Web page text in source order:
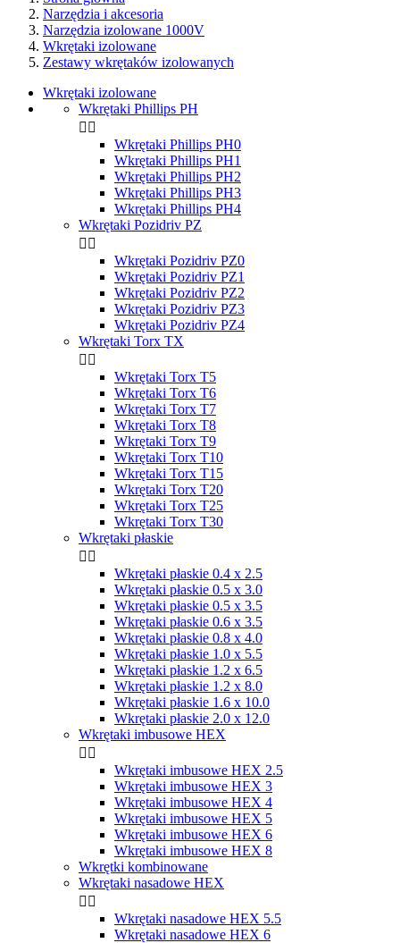
Narzędzia i akcesoria
Narzędzia izolowane 1000V
Wkrętaki izolowane
Zestawy wkrętaków izolowanych
Wkrętaki izolowane
Wkrętaki Phillips PH
 
Wkrętaki Phillips PH0
Wkrętaki Phillips PH1
Wkrętaki Phillips PH2
Wkrętaki Phillips PH3
Wkrętaki Phillips PH4
Wkrętaki Pozidriv PZ
 
Wkrętaki Pozidriv PZ0
Wkrętaki Pozidriv PZ1
Wkrętaki Pozidriv PZ2
Wkrętaki Pozidriv PZ3
Wkrętaki Pozidriv PZ4
Wkrętaki Torx TX
 
Wkrętaki Torx T5
Wkrętaki Torx T6
Wkrętaki Torx T7
Wkrętaki Torx T8
Wkrętaki Torx T9
Wkrętaki Torx T10
Wkrętaki Torx T15
Wkrętaki Torx T20
Wkrętaki Torx T25
Wkrętaki Torx T30
Wkrętaki płaskie
 
Wkrętaki płaskie 0.4 x 2.5
Wkrętaki płaskie 0.5 x 3.0
Wkrętaki płaskie 0.5 x 3.5
Wkrętaki płaskie 0.6 x 3.5
Wkrętaki płaskie 0.8 x 4.0
Wkrętaki płaskie 1.0 x 5.5
Wkrętaki płaskie 1.2 x 6.5
Wkrętaki płaskie 1.2 x 8.0
Wkrętaki płaskie 1.6 x 10.0
Wkrętaki płaskie 2.0 x 12.0
Wkrętaki imbusowe HEX
 
Wkrętaki imbusowe HEX 2.5
Wkrętaki imbusowe HEX 3
Wkrętaki imbusowe HEX 4
Wkrętaki imbusowe HEX 5
Wkrętaki imbusowe HEX 6
Wkrętaki imbusowe HEX 8
Wkrętki kombinowane
Wkrętaki nasadowe HEX
 
Wkrętaki nasadowe HEX 5.5
Wkrętaki nasadowe HEX 6